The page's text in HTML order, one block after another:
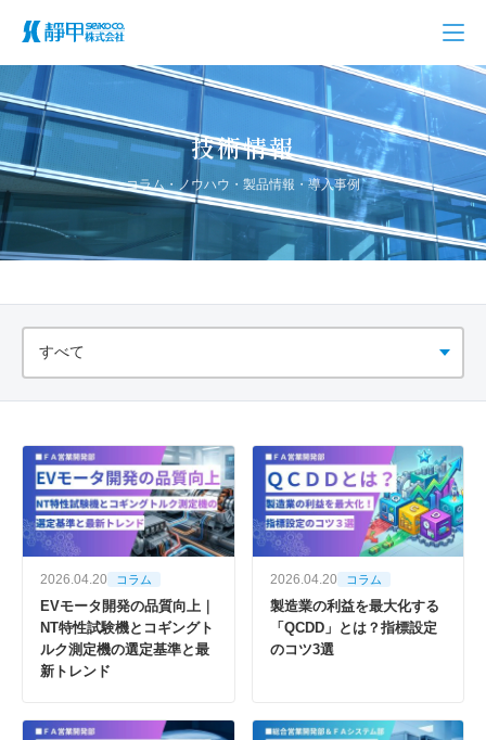
技術情報
コラム・ノウハウ・製品情報・導入事例
2026.04.20 コラム
EVモータ開発の品質向上｜
NT特性試験機とコギングト
ルク測定機の選定基準と最
新トレンド
2026.04.20 コラム
製造業の利益を最大化する
「QCDD」とは？指標設定
のコツ3選